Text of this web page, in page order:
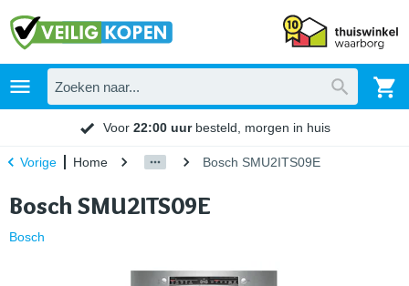
Voor 22:00 uurbesteld, morgen in huis
Vorige Home Bosch SMU2ITS09E
Bosch SMU2ITS09E
Bosch